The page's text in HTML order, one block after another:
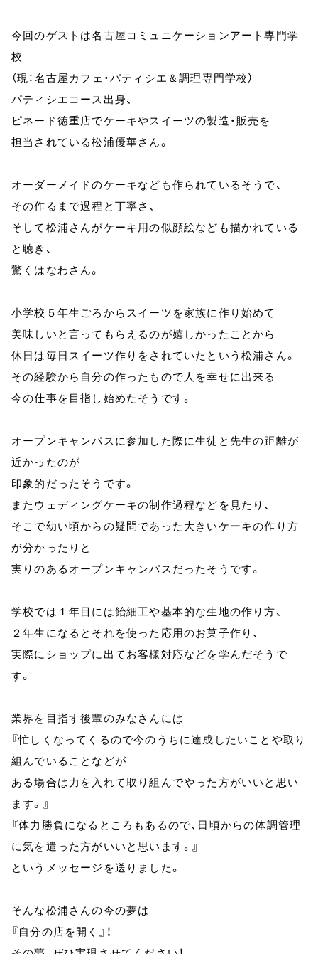
今回のゲストは名古屋コミュニケーションアート専門学
校
（現：名古屋カフェ・パティシエ＆調理専門学校）
パティシエコース出身、
ピネード徳重店でケーキやスイーツの製造・販売を
担当されている松浦優華さん。
オーダーメイドのケーキなども作られているそうで、
その作るまで過程と丁寧さ、
そして松浦さんがケーキ用の似顔絵なども描かれている
と聴き、
驚くはなわさん。
小学校５年生ごろからスイーツを家族に作り始めて
美味しいと言ってもらえるのが嬉しかったことから
休日は毎日スイーツ作りをされていたという松浦さん。
その経験から自分の作ったもので人を幸せに出来る
今の仕事を目指し始めたそうです。
オープンキャンパスに参加した際に生徒と先生の距離が
近かったのが
印象的だったそうです。
またウェディングケーキの制作過程などを見たり、
そこで幼い頃からの疑問であった大きいケーキの作り方
が分かったりと
実りのあるオープンキャンパスだったそうです。
学校では１年目には飴細工や基本的な生地の作り方、
２年生になるとそれを使った応用のお菓子作り、
実際にショップに出てお客様対応などを学んだそうで
す。
業界を目指す後輩のみなさんには
『忙しくなってくるので今のうちに達成したいことや取り
組んでいることなどが
ある場合は力を入れて取り組んでやった方がいいと思い
ます。』
『体力勝負になるところもあるので、日頃からの体調管理
に気を遣った方がいいと思います。』
というメッセージを送りました。
そんな松浦さんの今の夢は
『自分の店を開く』！